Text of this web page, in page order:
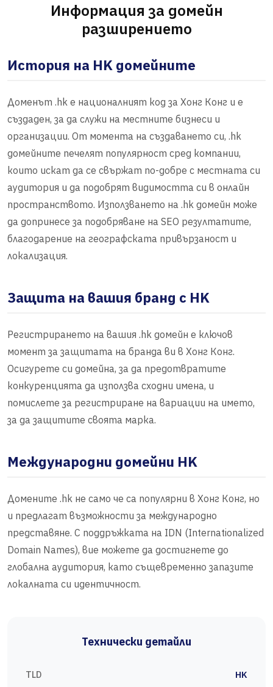
Информация за домейн
разширението
История на HK домейните
Доменът .hk е националният код за Хонг Конг и е
създаден, за да служи на местните бизнеси и
организации. От момента на създаването си, .hk
домейните печелят популярност сред компании,
които искат да се свържат по-добре с местната си
аудитория и да подобрят видимостта си в онлайн
пространството. Използването на .hk домейн може
да допринесе за подобряване на SEO резултатите,
благодарение на географската привързаност и
локализация.
Защита на вашия бранд с HK
Регистрирането на вашия .hk домейн е ключов
момент за защитата на бранда ви в Хонг Конг.
Осигурете си домейна, за да предотвратите
конкуренцията да използва сходни имена, и
помислете за регистриране на вариации на името,
за да защитите своята марка.
Международни домейни HK
Домените .hk не само че са популярни в Хонг Конг, но
и предлагат възможности за международно
представяне. С поддръжката на IDN (Internationalized
Domain Names), вие можете да достигнете до
глобална аудитория, като същевременно запазите
локалната си идентичност.
Технически детайли
TLD HK